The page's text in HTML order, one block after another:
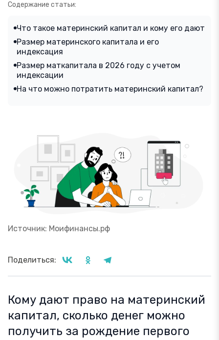
Содержание статьи:
Что такое материнский капитал и кому его дают
Размер материнского капитала и его
индексация
Размер маткапитала в 2026 году с учетом
индексации
На что можно потратить материнский капитал?
Источник: Моифинансы.рф
Поделиться:
Кому дают право на материнский
капитал, сколько денег можно
получить за рождение первого